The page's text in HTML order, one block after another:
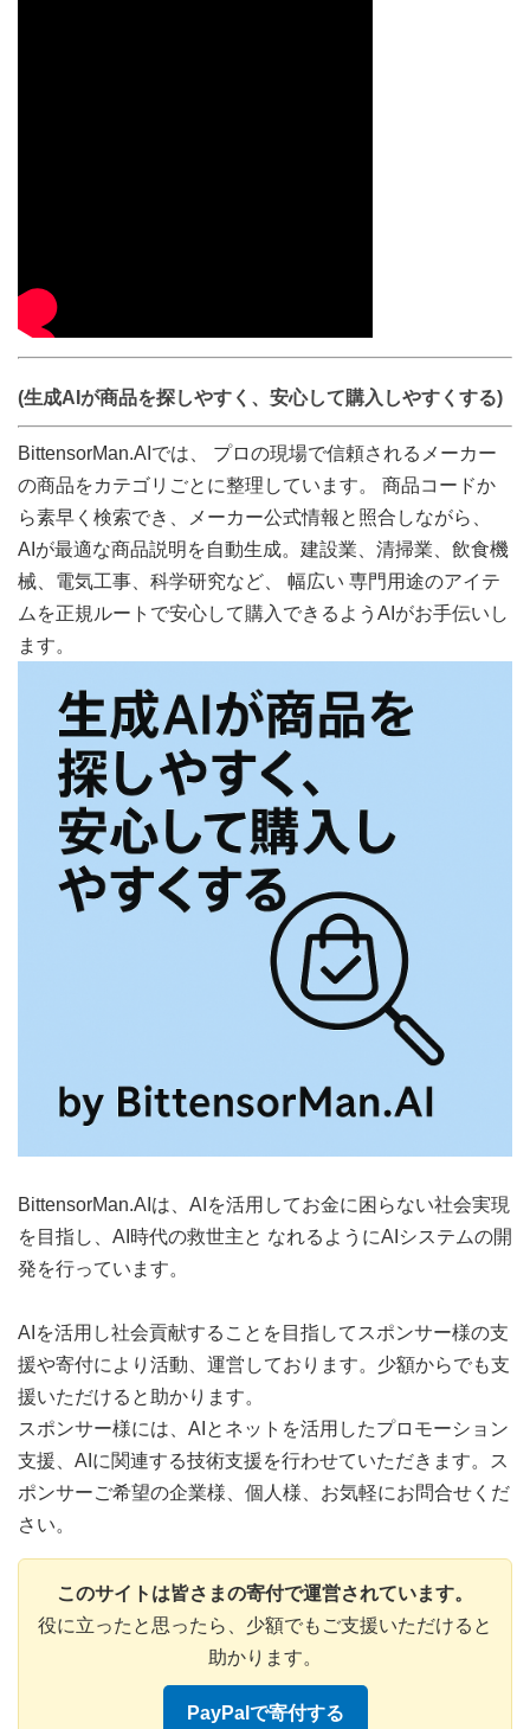
(生成AIが商品を探しやすく、安心して購入しやすくする)
BittensorMan.AIでは、 プロの現場で信頼されるメーカー
の商品をカテゴリごとに整理しています。 商品コードか
ら素早く検索でき、メーカー公式情報と照合しながら、
AIが最適な商品説明を自動生成。建設業、清掃業、飲食機
械、電気工事、科学研究など、 幅広い 専門用途のアイテ
ムを正規ルートで安心して購入できるようAIがお手伝いし
ます。
BittensorMan.AIは、AIを活用してお金に困らない社会実現
を目指し、AI時代の救世主と なれるようにAIシステムの開
発を行っています。
AIを活用し社会貢献することを目指してスポンサー様の支
援や寄付により活動、運営しております。少額からでも支
援いただけると助かります。
スポンサー様には、AIとネットを活用したプロモーション
支援、AIに関連する技術支援を行わせていただきます。ス
ポンサーご希望の企業様、個人様、お気軽にお問合せくだ
さい。
このサイトは皆さまの寄付で運営されています。
役に立ったと思ったら、少額でもご支援いただけると
助かります。
PayPalで寄付する